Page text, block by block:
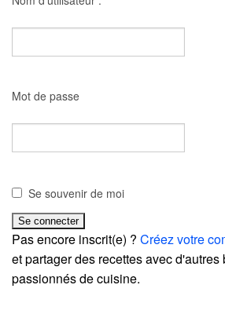
Mot de passe
Se souvenir de moi
Pas encore inscrit(e) ? Créez votre
et partager des recettes avec
passionnés de cuisine.